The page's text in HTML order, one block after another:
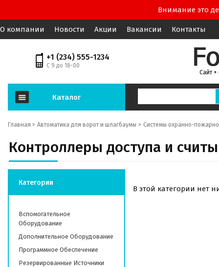
Внимание это
О компании Новости Акции Вакансии Контакты
+1 (234) 555-1234
С 9 до 18-00
Сайт +
Каталог
Главная > Автоматика для ворот и шлагбаумы Системы охранно-
Контроллеры доступа и
Категории
Вспомогательное
Оборудование
Дополнительное Оборудование
Программное Обеспечение
Резервированные Источники
В этой категории нет